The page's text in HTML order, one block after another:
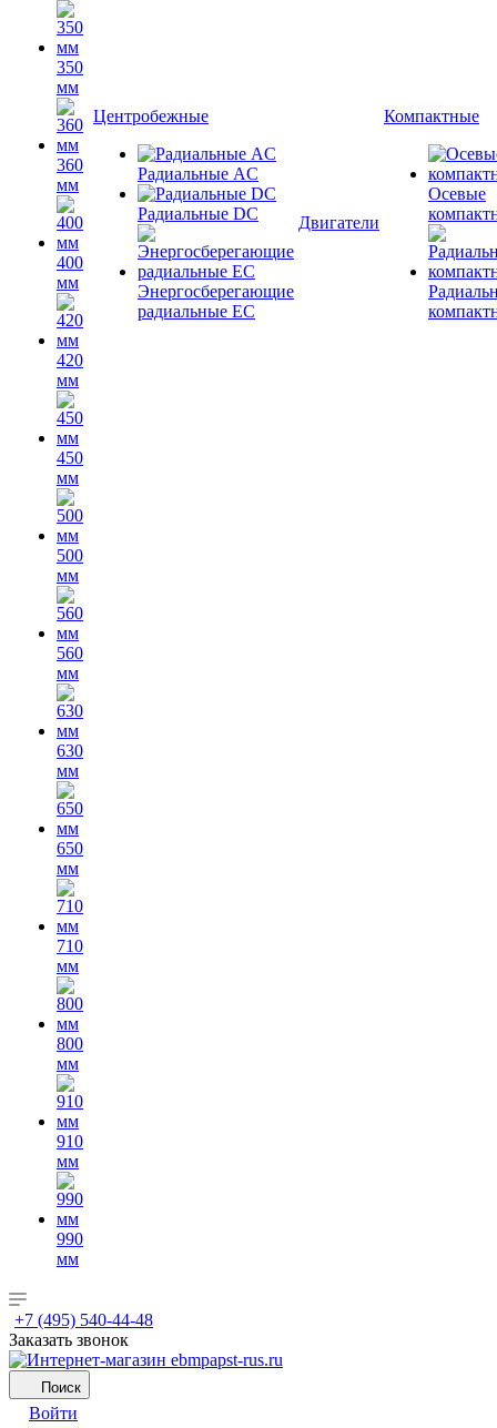
350
мм
360
мм
400
мм
420
мм
450
мм
500
мм
560
мм
630
мм
650
мм
710
мм
800
мм
910
мм
990
мм
Центробежные
Радиальные AC
Радиальные DC
Энергосберегающие
радиальные EC
Двигатели
Компактные
Осевые
+7 (495) 540-44-48
Заказать звонок
Поиск
Войти